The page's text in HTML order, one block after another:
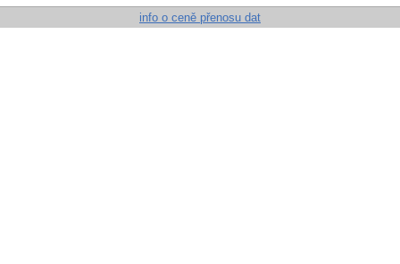
info o ceně přenosu dat